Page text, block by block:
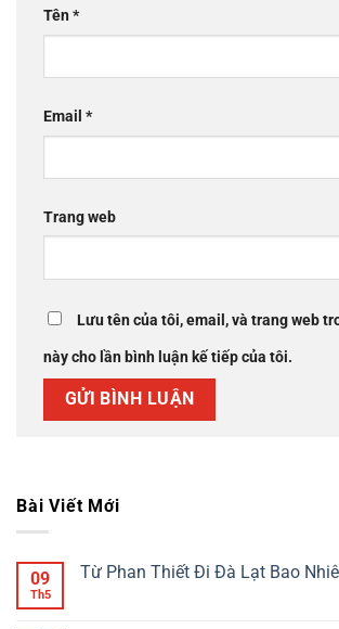
Tên*
Email *
Trang web
Lưu tên của tôi, email, và trang web
này cho lần bình luận kế tiếp của tôi.
Bài Viết Mới
09
Th5
Từ Phan Thiết Đi Đà Lạt Bao